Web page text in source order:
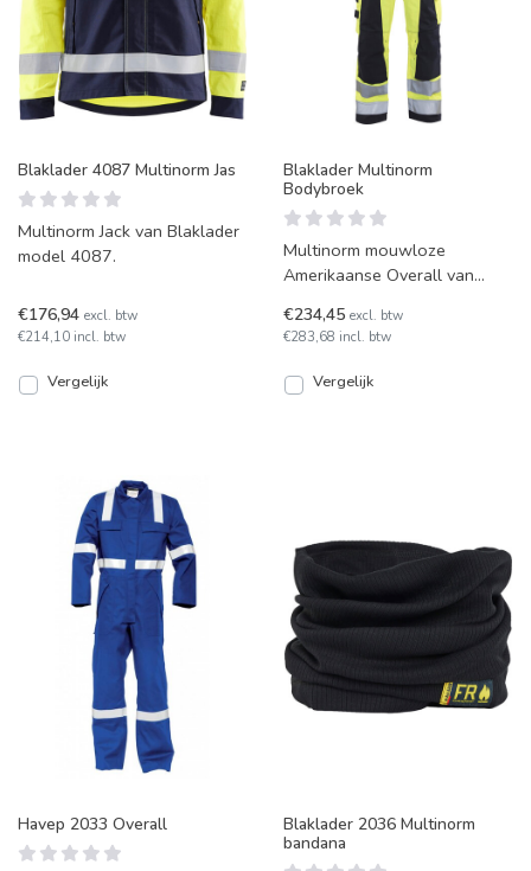
Blaklader 4087 Multinorm Jas
Multinorm Jack van Blaklader
model 4087.
€176,94 excl. btw
€214,10 incl. btw
Vergelijk
Blaklader Multinorm
Bodybroek
Multinorm mouwloze
Amerikaanse Overall van
€234,45 excl. btw
€283,68 incl. btw
Vergelijk
Havep 2033 Overall
Blaklader 2036 Multinorm
bandana